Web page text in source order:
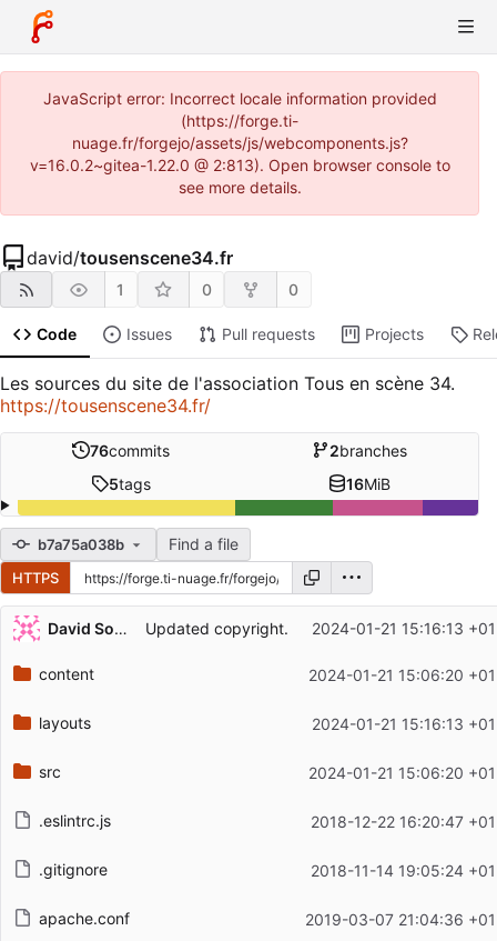
JavaScript error: Incorrect locale information provided
(https://forge.ti-
nuage.fr/forgejo/assets/js/webcomponents.js?
v=16.0.2~gitea-1.22.0 @ 2:813). Open browser console to
see more details.
david/tousenscene34.fr
1 0 0
Code Issues Pull requests Projects
Les sources du site de l'association Tous en scène 34.
https://tousenscene34.fr/
76commits 2branches
5tags 16MiB
b7a75a038b Find a file
HTTPS
Repository files (latest commit first)
Filename
Latest commit message
David Soulayrol Updated copyright. 2024-01-21 15:16:13
content 2024-01-21 15:06:20
layouts 2024-01-21 15:16:13
src 2024-01-21 15:06:20
.eslintrc.js 2018-12-22 16:20:47
.gitignore 2018-11-14 19:05:24
apache.conf 2019-03-07 21:04:36